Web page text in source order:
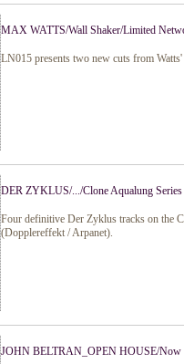
MAX WATTS/Wall Shaker/Limited
LN015 presents two new cuts from
DER ZYKLUS/.../Clone Aqualung Series
Four definitive Der Zyklus tracks on the
(Dopplereffekt / Arpanet).
JOHN BELTRAN_OPEN HOUSE/Now